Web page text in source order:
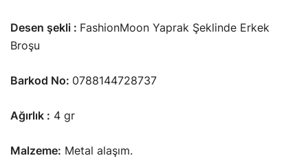
Desen şekli : FashionMoon Yaprak Şeklinde Erkek
Broşu
Barkod No: 0788144728737
Ağırlık : 4 gr
Malzeme: Metal alaşım.